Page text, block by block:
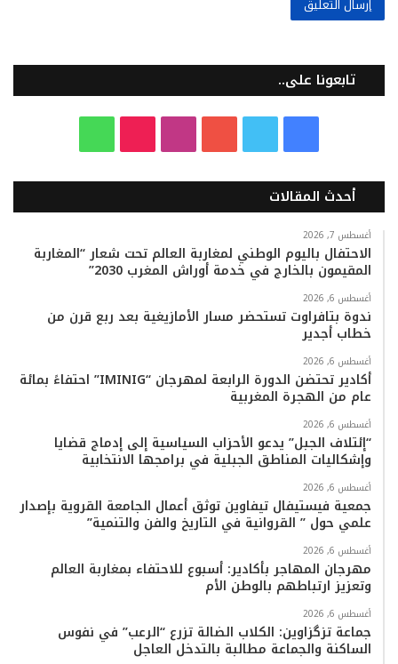
تابعونا على..
س
و
ك
ي
ت
ر
ت
ي
و
ب
س
ت
ق
ر
م
k
o
k
ت
س
ب
أحدث المقالات
أغسطس 7, 2026
الاحتفال باليوم الوطني لمغاربة العالم تحت شعار “المغاربة
المقيمون بالخارج في خدمة أوراش المغرب 2030”
أغسطس 6, 2026
ندوة بتافراوت تستحضر مسار الأمازيغية بعد ربع قرن من
خطاب أجدير
أغسطس 6, 2026
أكادير تحتضن الدورة الرابعة لمهرجان “IMINIG” احتفاءً بمائة
عام من الهجرة المغربية
أغسطس 6, 2026
“إئتلاف الجبل” يدعو الأحزاب السياسية إلى إدماج قضايا
وإشكاليات المناطق الجبلية في برامجها الانتخابية
أغسطس 6, 2026
جمعية فيستيفال تيفاوين توثق أعمال الجامعة القروية بإصدار
علمي حول ” القروانية في التاريخ والفن والتنمية”
أغسطس 6, 2026
مهرجان المهاجر بأكادير: أسبوع للاحتفاء بمغاربة العالم
وتعزيز ارتباطهم بالوطن الأم
أغسطس 6, 2026
جماعة تزگزاوين: الكلاب الضالة تزرع “الرعب” في نفوس
الساكنة والجماعة مطالبة بالتدخل العاجل